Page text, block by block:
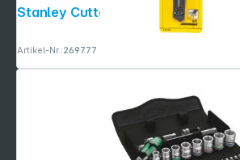
Stanley Cutter SM 9mm
Artikel-Nr.:269777